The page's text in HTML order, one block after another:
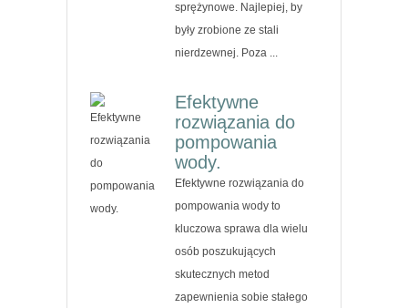
sprężynowe. Najlepiej, by
były zrobione ze stali
nierdzewnej. Poza ...
Efektywne
rozwiązania do
pompowania
wody.
Efektywne rozwiązania do
pompowania wody to
kluczowa sprawa dla wielu
osób poszukujących
skutecznych metod
zapewnienia sobie stałego